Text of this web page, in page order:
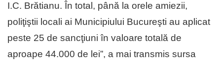
I.C. Brătianu. În total, până la orele amiezii,
poliţiştii locali ai Municipiului Bucureşti au aplicat
peste 25 de sancţiuni în valoare totală de
aproape 44.000 de lei”, a mai transmis sursa